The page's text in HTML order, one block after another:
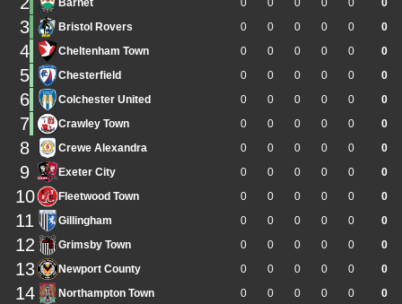
Barnet 0 0 0 0 0 0
3 Bristol Rovers 0 0 0 0 0 0
4 Cheltenham Town 0 0 0 0 0 0
5 Chesterfield 0 0 0 0 0 0
6 Colchester United 0 0 0 0 0 0
7 Crawley Town 0 0 0 0 0 0
8 Crewe Alexandra 0 0 0 0 0 0
9 Exeter City 0 0 0 0 0 0
10 Fleetwood Town 0 0 0 0 0 0
11 Gillingham 0 0 0 0 0 0
12 Grimsby Town 0 0 0 0 0 0
13 Newport County 0 0 0 0 0 0
14 Northampton Town 0 0 0 0 0 0